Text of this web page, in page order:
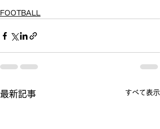
FOOTBALL
最新記事 すべて表示